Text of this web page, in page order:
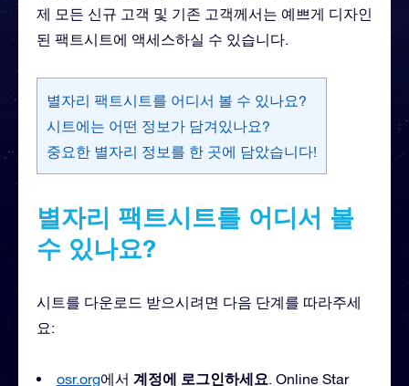
제 모든 신규 고객 및 기존 고객께서는 예쁘게 디자인
된 팩트시트에 액세스하실 수 있습니다.
별자리 팩트시트를 어디서 볼 수 있나요?
시트에는 어떤 정보가 담겨있나요?
중요한 별자리 정보를 한 곳에 담았습니다!
별자리 팩트시트를 어디서 볼
수 있나요?
시트를 다운로드 받으시려면 다음 단계를 따라주세
요:
osr.org에서 계정에 로그인하세요. Online Star